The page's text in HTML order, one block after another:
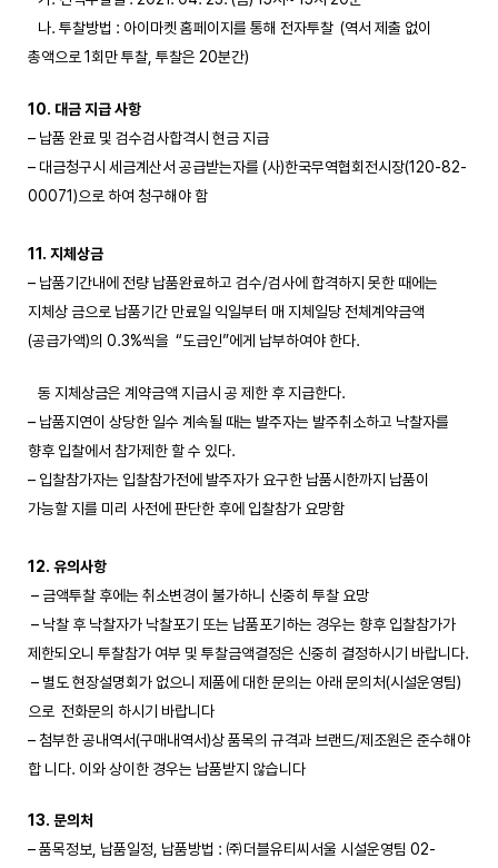
나. 투찰방법 : 아이마켓 홈페이지를 통해 전자투찰 (역서 제출 없이
총액으로 1회만 투찰, 투찰은 20분간)
10. 대금 지급 사항
– 납품 완료 및 검수검사합격시 현금 지급
– 대금청구시 세금계산서 공급받는자를 (사)한국무역협회전시장(120-82-
00071)으로 하여 청구해야 함
11. 지체상금
– 납품기간내에 전량 납품완료하고 검수/검사에 합격하지 못한 때에는
지체상 금으로 납품기간 만료일 익일부터 매 지체일당 전체계약금액
(공급가액)의 0.3%씩을 “도급인”에게 납부하여야 한다.
동 지체상금은 계약금액 지급시 공 제한 후 지급한다.
– 납품지연이 상당한 일수 계속될 때는 발주자는 발주취소하고 낙찰자를
향후 입찰에서 참가제한 할 수 있다.
– 입찰참가자는 입찰참가전에 발주자가 요구한 납품시한까지 납품이
가능할 지를 미리 사전에 판단한 후에 입찰참가 요망함
12. 유의사항
– 금액투찰 후에는 취소변경이 불가하니 신중히 투찰 요망
– 낙찰 후 낙찰자가 낙찰포기 또는 납품포기하는 경우는 향후 입찰참가가
제한되오니 투찰참가 여부 및 투찰금액결정은 신중히 결정하시기 바랍니다.
– 별도 현장설명회가 없으니 제품에 대한 문의는 아래 문의처(시설운영팀)
으로 전화문의 하시기 바랍니다
– 첨부한 공내역서(구매내역서)상 품목의 규격과 브랜드/제조원은 준수해야
합 니다. 이와 상이한 경우는 납품받지 않습니다
13. 문의처
– 품목정보, 납품일정, 납품방법 : ㈜더블유티씨서울 시설운영팀 02-